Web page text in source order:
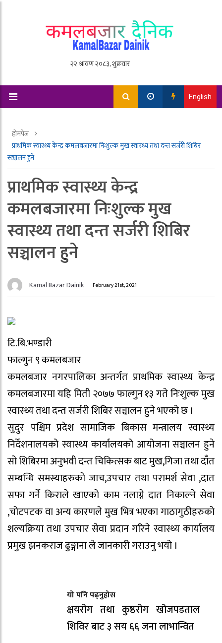
English
होमपेज
प्राथमिक स्वास्थ्य केन्द्र कमलबजारमा निःशुल्क मुख स्वास्थ्य तथा दन्त सर्जरी शिबिर
सञ्चालन हुने
प्राथमिक स्वास्थ्य केन्द्र
कमलबजारमा निःशुल्क मुख
स्वास्थ्य तथा दन्त सर्जरी शिबिर
सञ्चालन हुने
Kamal Bazar Dainik February 21st, 2021
टि.बि.भण्डारी
फाल्गुन ९ कमलबजार
कमलबजार नगरपालिका अन्तर्गत प्राथमिक स्वास्थ्य केन्द्र
कमलबजारमा यहि मिती २०७७ फाल्गुन १३ गते निःशुल्क मुख
स्वास्थ्य तथा दन्त सर्जरी शिबिर सञ्चालन हुने भएको छ ।
सुदुर पश्चिम प्रदेश सामाजिक बिकास मन्त्रालय स्वास्थ्य
निर्देशनालयको स्वास्थ्य कार्यालयको आयोजना सञ्चालन हुने
सो शिबिरमा अनुभवी दन्त चिकित्सक बाट मुख,गिजा तथा दाँत
सम्बन्धि समस्याहरुको जाच,उपचार तथा परामर्श सेवा ,दात
सफा गर्ने किराले खाएको काम नलाग्ने दात निकाल्ने सेवा
,चोटपटक वा अन्य कारणले मुख भित्र भएका गाठागुठीहरुको
शल्यक्रिया तथा उपचार सेवा प्रदान गरिने स्वास्थ्य कार्यालय
प्रमुख झनकराज ढुङ्गाना ले जानकारी गराउनु भयो ।
यो पनि पढ्नुहोस
क्षयरोग तथा कुष्ठरोग खोजपडताल
शिविर बाट ३ सय ६६ जना लाभान्वित